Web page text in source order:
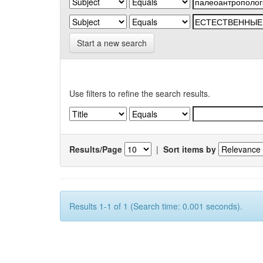
Start a new search
Use filters to refine the search results.
Results/Page | Sort items by
Results 1-1 of 1 (Search time: 0.001 seconds).